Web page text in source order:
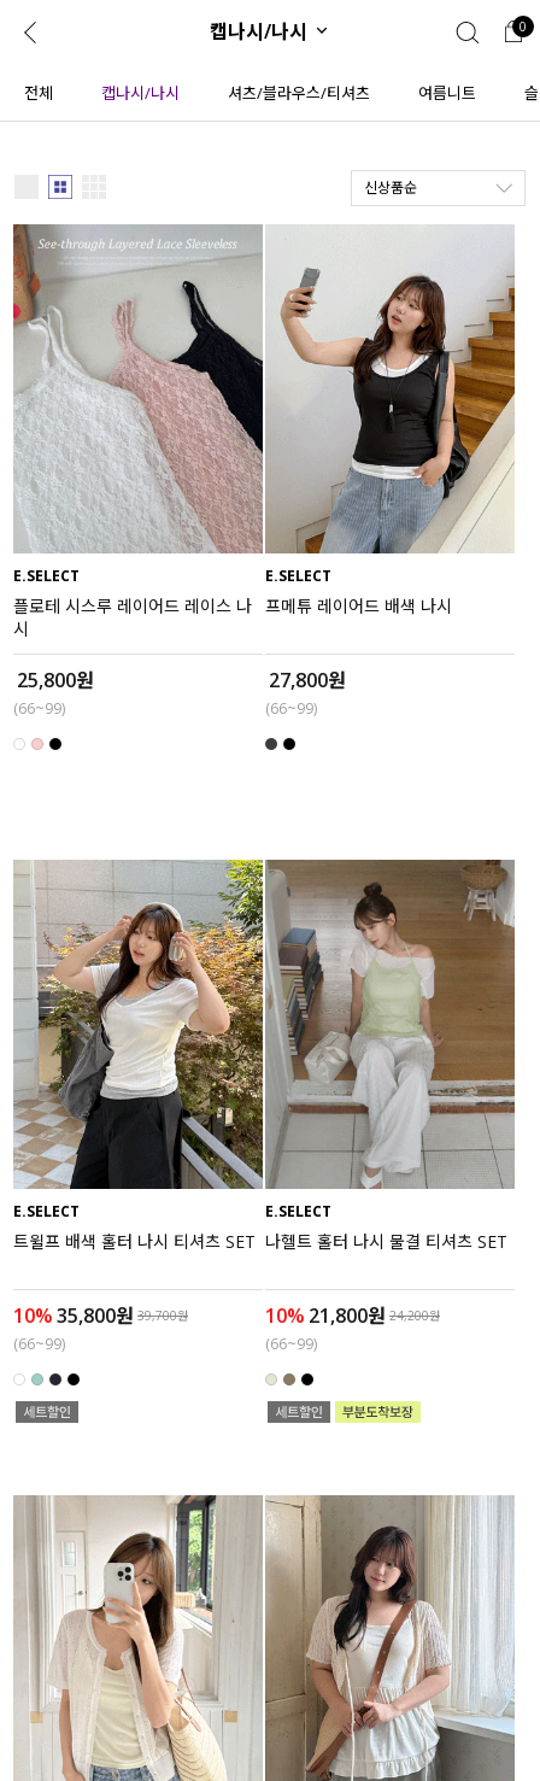
로그인 0
ENG
JP
회원혜택 입
CATEGORY
도착보장⚡
인플루언서 pick!
신상 5%
베스트
MADE
세트할인 ~30%
하객룩
살안타템
110사이즈
티셔츠
팬츠
셔츠
원피스
니트
액티브
아우터
스커트
언더웨어/파자마
코디템
FIT ZOOM
ALL
익스클루시브
니트
블라우스
팬츠
스커트
언더웨어
ACC
캡나시/나시 0
전체 캡나시/나시 셔츠/블라우스/티셔츠 여름니트
신상품순
E.SELECT
플로테 시스루 레이어드 레이스 나
시
25,800원
(66~99)
E.SELECT
프메튜 레이어드 배색 나시
27,800원
(66~99)
E.SELECT
트윌프 배색 홀터 나시 티셔츠 SET
10%35,800원 39,700원
(66~99)
E.SELECT
나헬트 홀터 나시 물결 티셔츠 SET
10% 21,800원 24,200원
(66~99)